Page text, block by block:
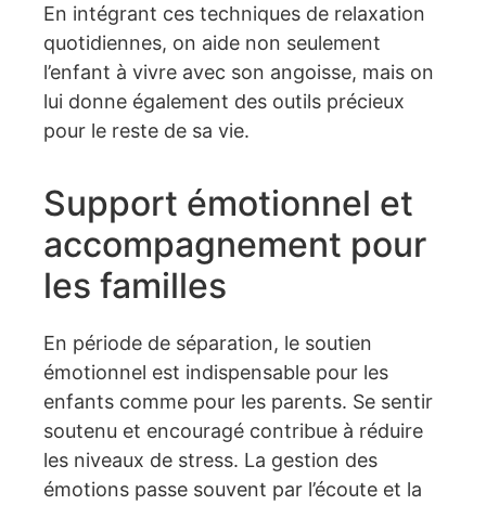
En intégrant ces techniques de relaxation
quotidiennes, on aide non seulement
l’enfant à vivre avec son angoisse, mais on
lui donne également des outils précieux
pour le reste de sa vie.
Support émotionnel et
accompagnement pour
les familles
En période de séparation, le soutien
émotionnel est indispensable pour les
enfants comme pour les parents. Se sentir
soutenu et encouragé contribue à réduire
les niveaux de stress. La gestion des
émotions passe souvent par l’écoute et la